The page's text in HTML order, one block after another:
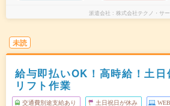
派遣会社 株式会社テクノ・サ
未読
給与即払いOK！高時給！土日
リフト作業
交通費別途支給あり 土日祝日が休み